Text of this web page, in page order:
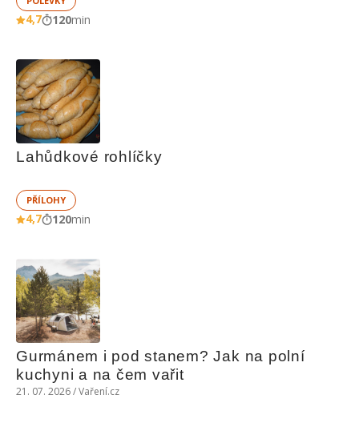
4,7 120min
Lahůdkové rohlíčky
PŘÍLOHY
4,7 120min
Gurmánem i pod stanem? Jak na polní
kuchyni a na čem vařit
21. 07. 2026 / Vaření.cz